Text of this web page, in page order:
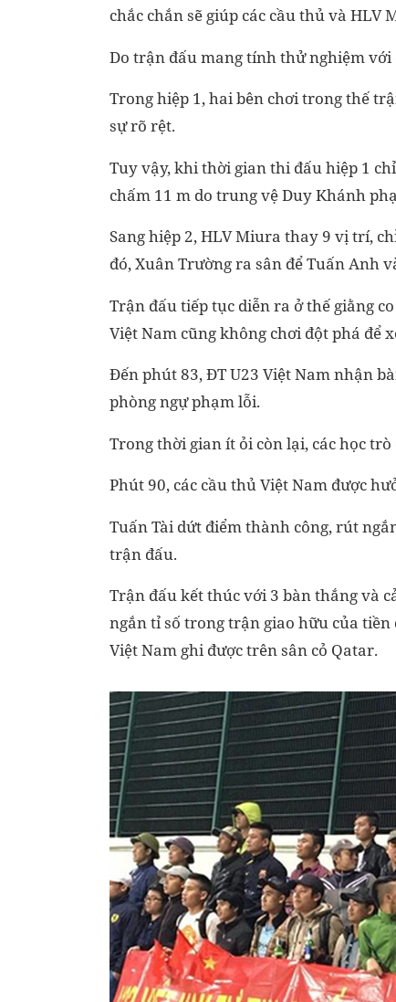
chắc chắn sẽ giúp các cầu thủ và
Do trận đấu mang tính thử nghiệm
Trong hiệp 1, hai bên chơi trong thế
sự rõ rệt.
Tuy vậy, khi thời gian thi đấu hiệp 1
chấm 11 m do trung vệ Duy Khánh
Sang hiệp 2, HLV Miura thay 9 vị trí,
đó, Xuân Trường ra sân để Tuấn Anh
Trận đấu tiếp tục diễn ra ở thế giằng
Việt Nam cũng không chơi đột phá để
Đến phút 83, ĐT U23 Việt Nam nhận
phòng ngự phạm lỗi.
Trong thời gian ít ỏi còn lại, các học
Phút 90, các cầu thủ Việt Nam được
Tuấn Tài dứt điểm thành công, rút
trận đấu.
Trận đấu kết thúc với 3 bàn thắng và
ngắn tỉ số trong trận giao hữu của tiền
Việt Nam ghi được trên sân cỏ Qatar.